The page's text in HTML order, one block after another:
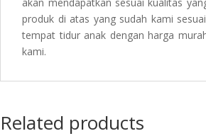
produk di atas yang sudah kami
tempat tidur anak dengan harga
kami.
Related products